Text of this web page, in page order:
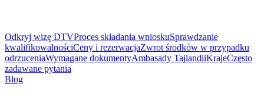
Odkryj wizę DTVProces składania wnioskuSprawdzanie
kwalifikowalnościCeny i rezerwacjaZwrot środków w przypadku
odrzuceniaWymagane dokumentyAmbasady TajlandiiKrajeCzęsto
zadawane pytania
Blog